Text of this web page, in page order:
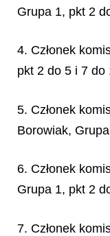
Grupa 1, pkt 2
4. Członek
pkt 2 do 5 i 7 do
5. Członek
Borowiak,
6. Członek
Grupa 1, pkt 2
7. Członek